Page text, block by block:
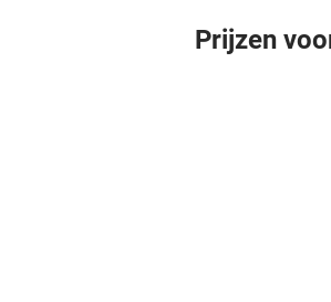
Prijzen